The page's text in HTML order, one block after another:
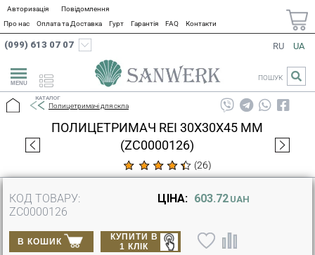
Авторизація
Повідомлення
Про нас
Оплата та Доставка Гурт Гарантія FAQ Контакти
(099) 613 07 07
КАТАЛОГ
RU UA
ПОШУК
Полицетримачі для скла
ПОЛИЦЕТРИМАЧ REI 30X30X45 ММ
(ZC0000126)
(26)
КОД ТОВАРУ:
ZC0000126
ЦІНА: 603.72 UAH
В КОШИК
КУПИТИ В
1 КЛІК